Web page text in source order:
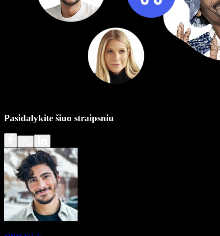
Pasidalykite šiuo straipsniu